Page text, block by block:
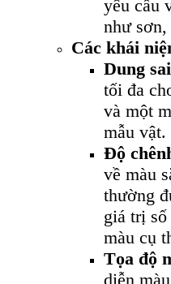
yêu cầu
như sơn,
Các khái
Dung
tối đa
và một
mẫu vật.
Độ
về màu
thường
giá trị
màu cụ
Tọa độ
diễn